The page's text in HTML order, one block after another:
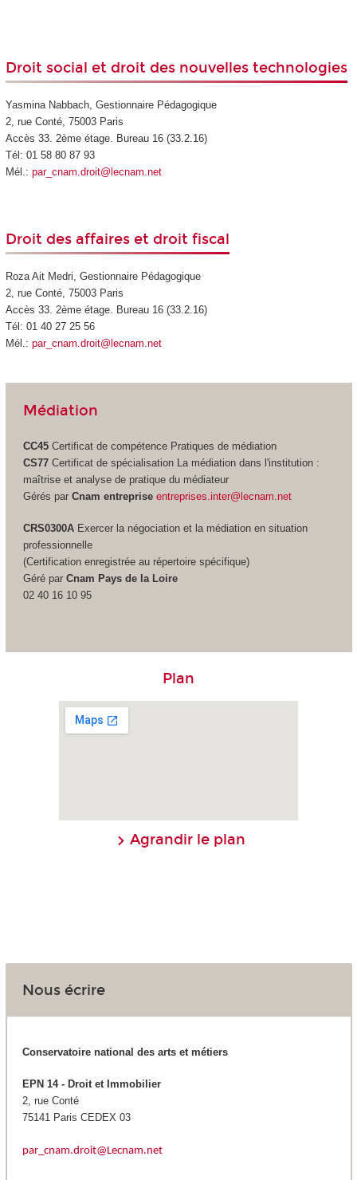
Droit social et droit des nouvelles technologies
Yasmina Nabbach, Gestionnaire Pédagogique
2, rue Conté, 75003 Paris
Accès 33. 2ème étage. Bureau 16 (33.2.16)
Tél: 01 58 80 87 93
Mél.: par_cnam.droit@lecnam.net
Droit des affaires et droit fiscal
Roza Ait Medri, Gestionnaire Pédagogique
2, rue Conté, 75003 Paris
Accès 33. 2ème étage. Bureau 16 (33.2.16)
Tél: 01 40 27 25 56
Mél.: par_cnam.droit@lecnam.net
Médiation
CC45Certificat de compétencePratiques de médiation
CS77 Certificat de spécialisationLa médiation dans l'institution :
maîtrise et analyse de pratique du médiateur
Gérés par Cnam entreprise entreprises.inter@lecnam.net
CRS0300AExercer la négociation et la médiation en situation
professionnelle
(Certification enregistrée au répertoire spécifique)
Géré par Cnam Pays de la Loire
02 40 16 10 95
Plan
Agrandir le plan
Nous écrire
Conservatoire national des arts et métiers
EPN 14 - Droit et Immobilier
2, rue Conté
75141 Paris CEDEX 03
par_cnam.droit@Lecnam.net